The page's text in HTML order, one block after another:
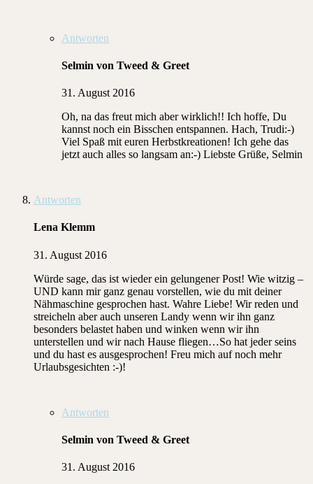
Antworten
Selmin von Tweed & Greet
31. August 2016
Oh, na das freut mich aber wirklich!! Ich hoffe, Du
kannst noch ein Bisschen entspannen. Hach, Trudi:-)
Viel Spaß mit euren Herbstkreationen! Ich gehe das
jetzt auch alles so langsam an:-) Liebste Grüße, Selmin
Antworten
Lena Klemm
31. August 2016
Würde sage, das ist wieder ein gelungener Post! Wie witzig –
UND kann mir ganz genau vorstellen, wie du mit deiner
Nähmaschine gesprochen hast. Wahre Liebe! Wir reden und
streicheln aber auch unseren Landy wenn wir ihn ganz
besonders belastet haben und winken wenn wir ihn
unterstellen und wir nach Hause fliegen…So hat jeder seins
und du hast es ausgesprochen! Freu mich auf noch mehr
Urlaubsgesichten :-)!
Antworten
Selmin von Tweed & Greet
31. August 2016